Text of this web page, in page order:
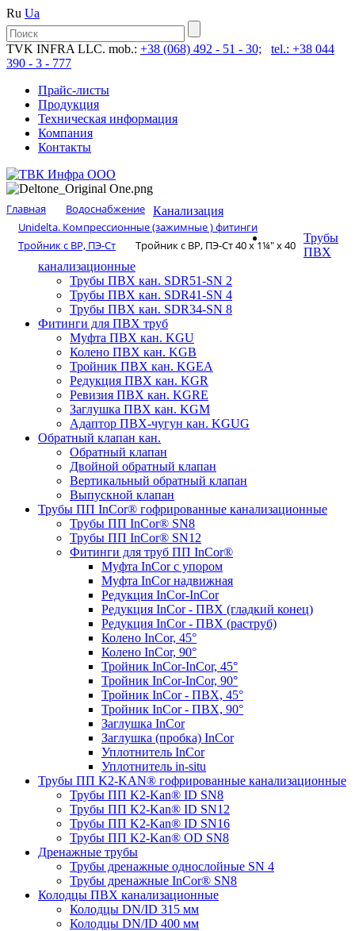
Ru Ua
TVK INFRA LLC. mob.: +38 (068) 492 - 51 - 30;
tel.: +38 044
390 - 3 - 777
Прайс-листы
Продукция
Техническая информация
Компания
Контакты
Главная
Водоснабжение
Unidelta. Компрессионные (зажимные ) фитинги
Тройник с ВР, ПЭ-Ст
Тройник с ВР, ПЭ-Ст 40 х 1¼″ х 40
Канализация
Трубы
ПВХ
канализационные
Трубы ПВХ кан. SDR51-SN 2
Трубы ПВХ кан. SDR41-SN 4
Трубы ПВХ кан. SDR34-SN 8
Фитинги для ПВХ труб
Муфта ПВХ кан. KGU
Колено ПВХ кан. KGB
Тройник ПВХ кан. KGEA
Редукция ПВХ кан. KGR
Ревизия ПВХ кан. KGRE
Заглушка ПВХ кан. KGM
Адаптор ПВХ-чугун кан. KGUG
Обратный клапан кан.
Обратный клапан
Двойной обратный клапан
Вертикальный обратный клапан
Выпускной клапан
Трубы ПП InCor® гофри­рованные канализационные
Трубы ПП InCor® SN8
Трубы ПП InCor® SN12
Фитинги для труб ПП InCor®
Муфта InCor с упором
Муфта InCor надвижная
Редукция InCor-InCor
Редукция InCor - ПВХ (гладкий конец)
Редукция InCor - ПВХ (раструб)
Колено InCor, 45°
Колено InCor, 90°
Тройник InCor-InCor, 45°
Тройник InCor-InCor, 90°
Тройник InCor - ПВХ, 45°
Тройник InCor - ПВХ, 90°
Заглушка InCor
Заглушка (пробка) InCor
Уплотнитель InCor
Уплотнитель in-situ
Трубы ПП K2-KAN® гофри­рованные канализационные
Трубы ПП K2-Kan® ID SN8
Трубы ПП K2-Kan® ID SN12
Трубы ПП K2-Kan® ID SN16
Трубы ПП K2-Kan® OD SN8
Дренажные трубы
Трубы дренажные однослойные SN 4
Трубы дренажные InCor® SN8
Колодцы ПВХ канализационные
Колодцы DN/ID 315 мм
Колодцы DN/ID 400 мм